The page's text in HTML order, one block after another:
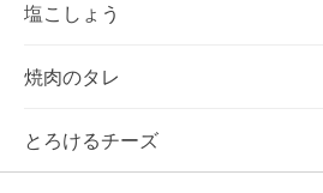
塩こしょう
焼肉のタレ
とろけるチーズ